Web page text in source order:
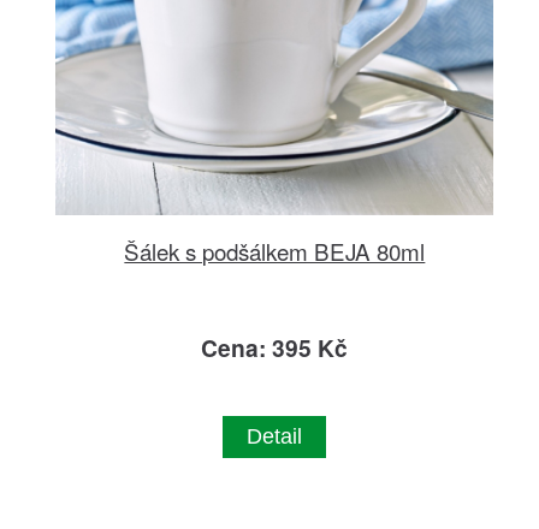
Šálek s podšálkem BEJA 80ml
Cena: 395 Kč
Detail